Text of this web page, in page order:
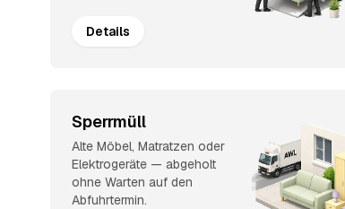
Details
Sperrmüll
Alte Möbel, Matratzen oder
Elektrogeräte — abgeholt
ohne Warten auf den
Abfuhrtermin.